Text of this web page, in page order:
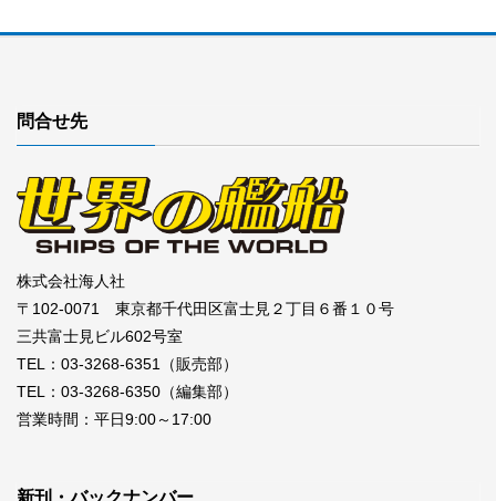
問合せ先
株式会社海人社
〒102-0071 東京都千代田区富士見２丁目６番１０号
三共富士見ビル602号室
TEL：03-3268-6351（販売部）
TEL：03-3268-6350（編集部）
営業時間：平日9:00～17:00